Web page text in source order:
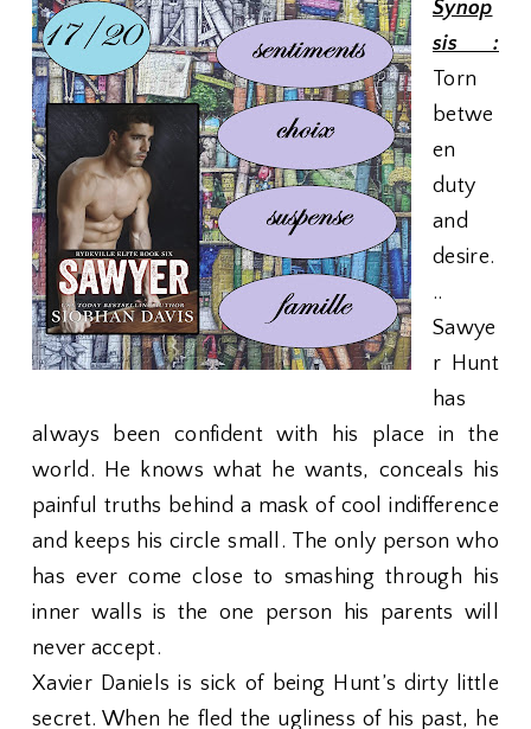
Synop
sis :
Torn
betwe
en
duty
and
desire.
..
Sawye
r Hunt
has
always been confident with his place in the
world. He knows what he wants, conceals his
painful truths behind a mask of cool indifference
and keeps his circle small. The only person who
has ever come close to smashing through his
inner walls is the one person his parents will
never accept.
Xavier Daniels is sick of being Hunt’s dirty little
secret. When he fled the ugliness of his past, he